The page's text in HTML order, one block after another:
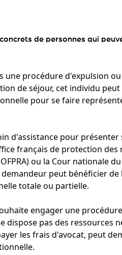
de personnes qui
une procédure d'expulsion
de séjour, cet individu
pour se faire
d'assistance pour présenter
français de protection des
ou la Cour nationale
demandeur peut bénéficier de
totale ou partielle.
engager une
dispose pas des ressources
les frais d'avocat, peut